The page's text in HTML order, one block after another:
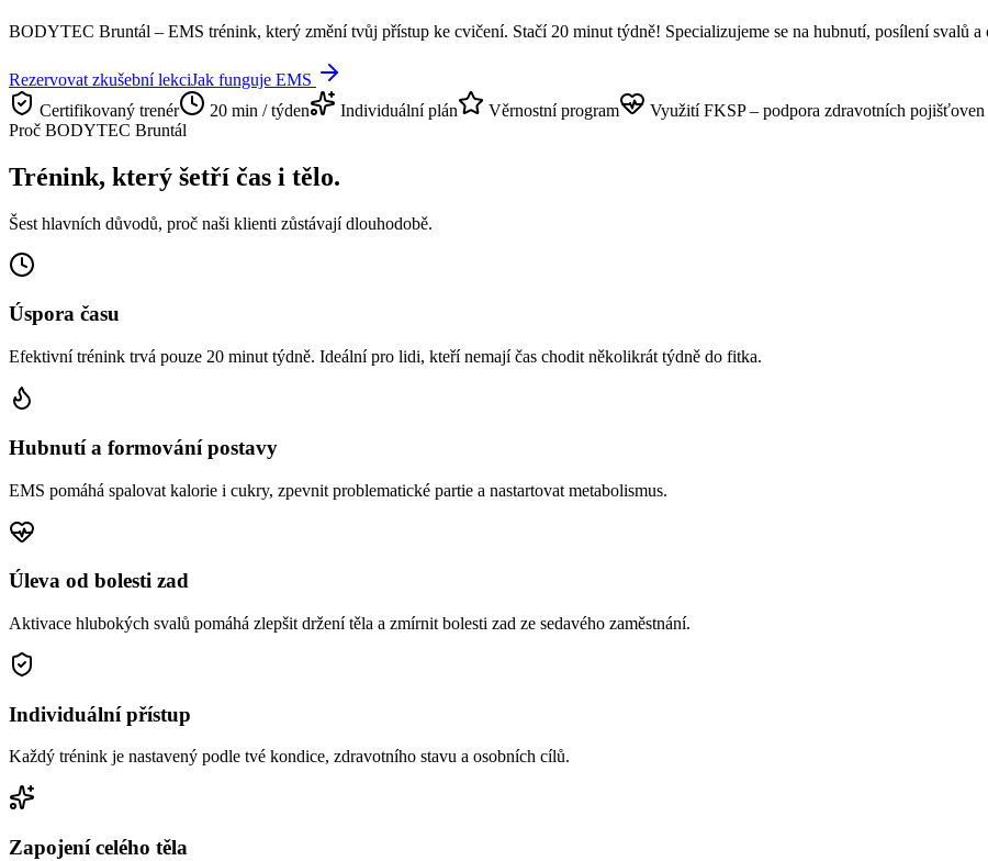
BODYTEC Bruntál – EMS trénink, který změní tvůj přístup ke cvičení. Stačí 20 minut týdně! Specializujeme se na hubnutí, posílení svalů a
Rezervovat zkušební lekciJak funguje EMS
Certifikovaný trenér
20 min / týden Individuální plán Věrnostní program
Využití FKSP – podpora zdravotních pojišťoven
Proč BODYTEC Bruntál
Trénink, který šetří čas i tělo.
Šest hlavních důvodů, proč naši klienti zůstávají dlouhodobě.
Úspora času
Efektivní trénink trvá pouze 20 minut týdně. Ideální pro lidi, kteří nemají čas chodit několikrát týdně do fitka.
Hubnutí a formování postavy
EMS pomáhá spalovat kalorie i cukry, zpevnit problematické partie a nastartovat metabolismus.
Úleva od bolesti zad
Aktivace hlubokých svalů pomáhá zlepšit držení těla a zmírnit bolesti zad ze sedavého zaměstnání.
Individuální přístup
Každý trénink je nastavený podle tvé kondice, zdravotního stavu a osobních cílů.
Zapojení celého těla